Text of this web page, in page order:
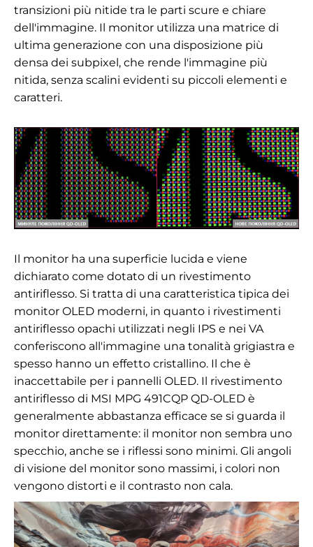
transizioni più nitide tra le parti scure e chiare
dell'immagine. Il monitor utilizza una matrice di
ultima generazione con una disposizione più
densa dei subpixel, che rende l'immagine più
nitida, senza scalini evidenti su piccoli elementi e
caratteri.
Il monitor ha una superficie lucida e viene
dichiarato come dotato di un rivestimento
antiriflesso. Si tratta di una caratteristica tipica dei
monitor OLED moderni, in quanto i rivestimenti
antiriflesso opachi utilizzati negli IPS e nei VA
conferiscono all'immagine una tonalità grigiastra e
spesso hanno un effetto cristallino. Il che è
inaccettabile per i pannelli OLED. Il rivestimento
antiriflesso di MSI MPG 491CQP QD-OLED è
generalmente abbastanza efficace se si guarda il
monitor direttamente: il monitor non sembra uno
specchio, anche se i riflessi sono minimi. Gli angoli
di visione del monitor sono massimi, i colori non
vengono distorti e il contrasto non cala.